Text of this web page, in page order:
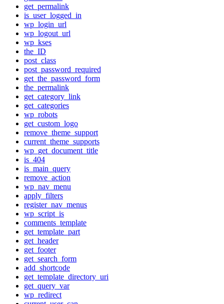
get_permalink
is_user_logged_in
wp_login_url
wp_logout_url
wp_kses
the_ID
post_class
post_password_required
get_the_password_form
the_permalink
get_category_link
get_categories
wp_robots
get_custom_logo
remove_theme_support
current_theme_supports
wp_get_document_title
is_404
is_main_query
remove_action
wp_nav_menu
apply_filters
register_nav_menus
wp_script_is
comments_template
get_template_part
get_header
get_footer
get_search_form
add_shortcode
get_template_directory_uri
get_query_var
wp_redirect